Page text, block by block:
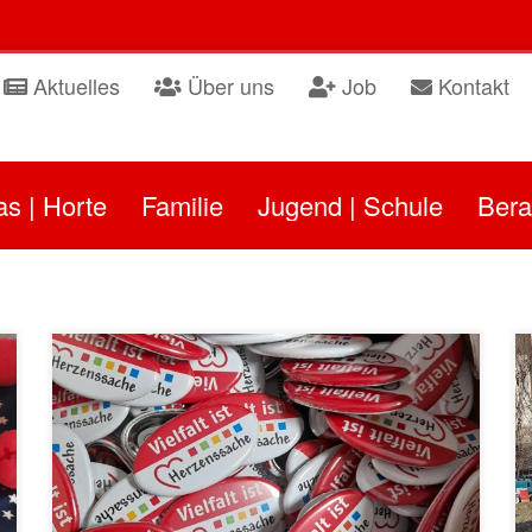
Aktuelles Über uns Job Kontakt
| Horte Familie Jugend | Schule
Vielfalt ist Herzenssache: AWO gegen Rassismus 2025
Anlässlich der Internationalen Wochen gegen Rassismus
haben wir in diesem Jahr Buttons gefertigt und an unsere
Einrichtungen verteilt.So können wir nach außen tragen,
was für uns ganz klar ist und wonach wir täglich leben:
Vielfalt ist Herzenssache! Einige unserer Einrichtungen
haben eigene Ideen umgesetzt: Im FALK Club fand eine
spontane Malaktion mit Gesprächsrunde statt. Im